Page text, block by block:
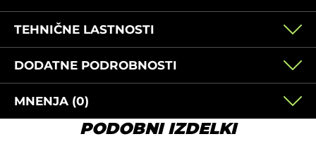
TEHNIČNE LASTNOSTI
DODATNE PODROBNOSTI
MNENJA (0)
PODOBNI IZDELKI